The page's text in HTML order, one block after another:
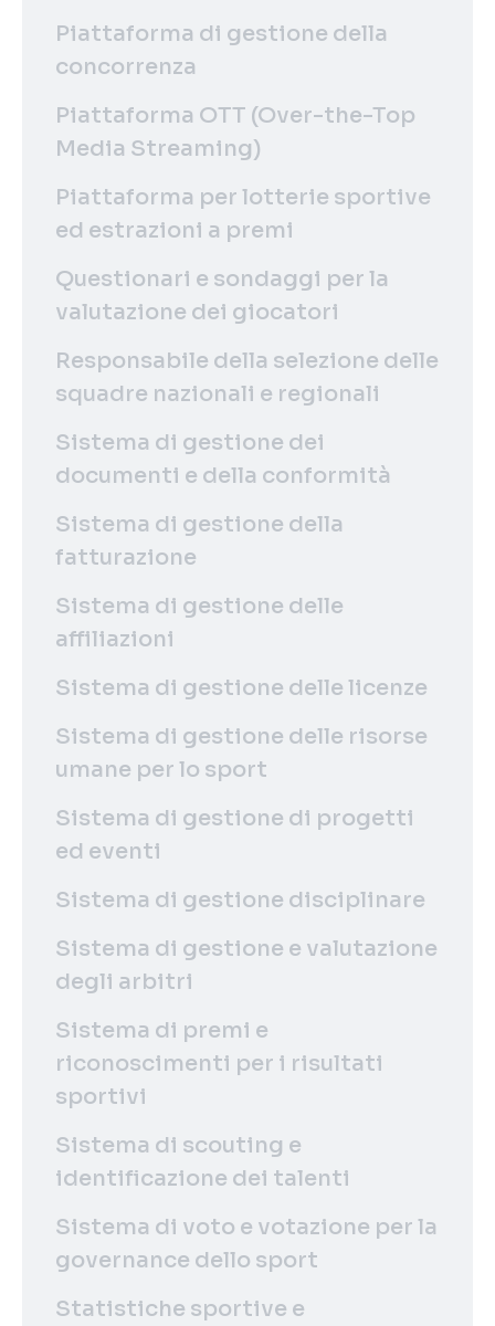
Piattaforma di gestione della
concorrenza
Piattaforma OTT (Over-the-Top
Media Streaming)
Piattaforma per lotterie sportive
ed estrazioni a premi
Questionari e sondaggi per la
valutazione dei giocatori
Responsabile della selezione delle
squadre nazionali e regionali
Sistema di gestione dei
documenti e della conformità
Sistema di gestione della
fatturazione
Sistema di gestione delle
affiliazioni
Sistema di gestione delle licenze
Sistema di gestione delle risorse
umane per lo sport
Sistema di gestione di progetti
ed eventi
Sistema di gestione disciplinare
Sistema di gestione e valutazione
degli arbitri
Sistema di premi e
riconoscimenti per i risultati
sportivi
Sistema di scouting e
identificazione dei talenti
Sistema di voto e votazione per la
governance dello sport
Statistiche sportive e